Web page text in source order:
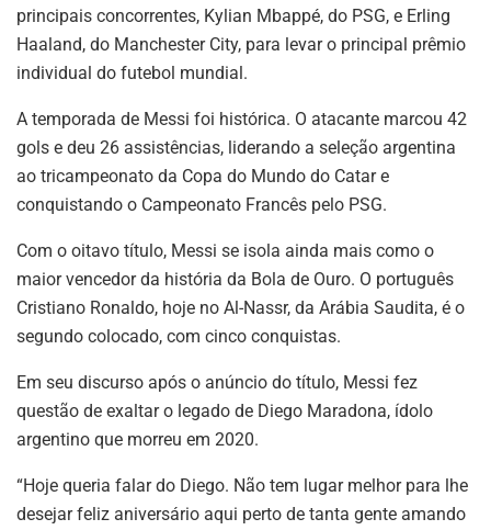
principais concorrentes, Kylian Mbappé, do PSG, e Erling
Haaland, do Manchester City, para levar o principal prêmio
individual do futebol mundial.
A temporada de Messi foi histórica. O atacante marcou 42
gols e deu 26 assistências, liderando a seleção argentina
ao tricampeonato da Copa do Mundo do Catar e
conquistando o Campeonato Francês pelo PSG.
Com o oitavo título, Messi se isola ainda mais como o
maior vencedor da história da Bola de Ouro. O português
Cristiano Ronaldo, hoje no Al-Nassr, da Arábia Saudita, é o
segundo colocado, com cinco conquistas.
Em seu discurso após o anúncio do título, Messi fez
questão de exaltar o legado de Diego Maradona, ídolo
argentino que morreu em 2020.
“Hoje queria falar do Diego. Não tem lugar melhor para lhe
desejar feliz aniversário aqui perto de tanta gente amando